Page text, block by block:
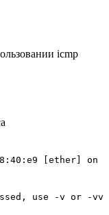
icmp
[ether] on
use -v or -vv